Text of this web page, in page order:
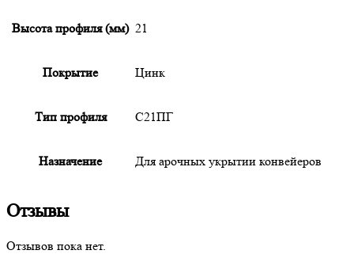
Высота профиля (мм) 21
Покрытие Цинк
Тип профиля С21ПГ
Назначение Для арочных укрытии конвейеров
Отзывы
Отзывов пока нет.